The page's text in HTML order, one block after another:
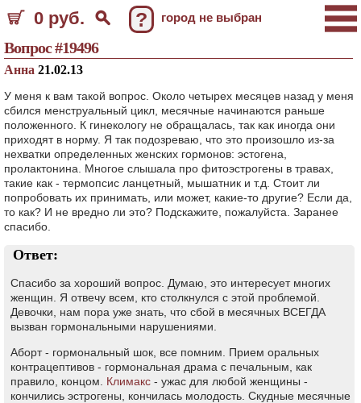
0 руб. ? город не выбран
Вопрос #19496
Анна 21.02.13
У меня к вам такой вопрос. Около четырех месяцев назад у меня
сбился менструальный цикл, месячные начинаются раньше
положенного. К гинекологу не обращалась, так как иногда они
приходят в норму. Я так подозреваю, что это произошло из-за
нехватки определенных женских гормонов: эстогена,
пролактонина. Многое слышала про фитоэстрогены в травах,
такие как - термопсис ланцетный, мышатник и т.д. Стоит ли
попробовать их принимать, или может, какие-то другие? Если да,
то как? И не вредно ли это? Подскажите, пожалуйста. Заранее
спасибо.
Ответ:
Спасибо за хороший вопрос. Думаю, это интересует многих
женщин. Я отвечу всем, кто столкнулся с этой проблемой.
Девочки, нам пора уже знать, что сбой в месячных ВСЕГДА
вызван гормональными нарушениями.
Аборт - гормональный шок, все помним. Прием оральных
контрацептивов - гормональная драма с печальным, как
правило, концом. Климакс - ужас для любой женщины -
кончились эстрогены, кончилась молодость. Скудные месячные